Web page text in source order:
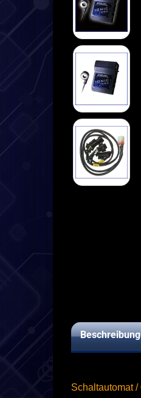
➤ Service
➤
➤
➤
➤ Sensoren
➤ Kabel
➤ Service
Beschreibung
Schaltautomat